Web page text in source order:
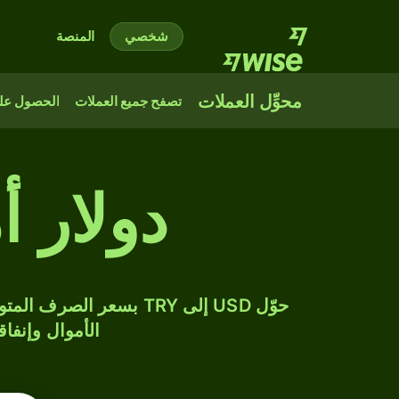
شخصي المنصة
محوِّل العملات تصفح جميع العملات الحصول
دولار
الأموال